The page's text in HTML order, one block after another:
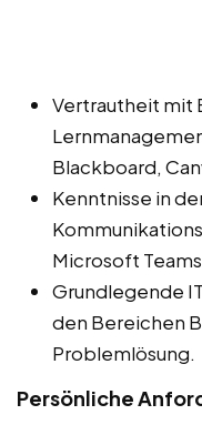
Vertrautheit mit
Blackboard,
Kenntnisse in
Microsoft
Grundlegende
den Bereichen
Problemlösung.
Persönliche